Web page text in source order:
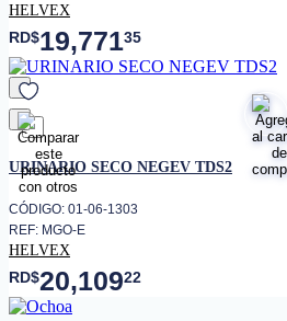
HELVEX
RD$19,77135
favorito
URINARIO SECO NEGEV TDS2
CÓDIGO: 01-06-1303
REF: MGO-E
HELVEX
RD$20,10922